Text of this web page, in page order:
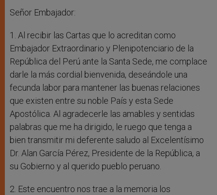
Señor Embajador:
1. Al recibir las Cartas que lo acreditan como
Embajador Extraordinario y Plenipotenciario de la
República del Perú ante la Santa Sede, me complace
darle la más cordial bienvenida, deseándole una
fecunda labor para mantener las buenas relaciones
que existen entre su noble País y esta Sede
Apostólica. Al agradecerle las amables y sentidas
palabras que me ha dirigido, le ruego que tenga a
bien transmitir mi deferente saludo al Excelentísimo
Dr. Alan García Pérez, Presidente de la República, a
su Gobierno y al querido pueblo peruano.
2. Este encuentro nos trae a la memoria los